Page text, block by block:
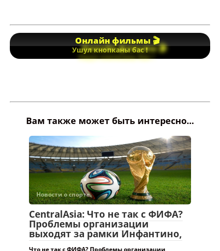
Вам также может быть интересно...
CentralAsia: Что не так с ФИФА?
Проблемы организации
выходят за рамки Инфантино,
Что не так с ФИФА? Проблемы организации
выходят за